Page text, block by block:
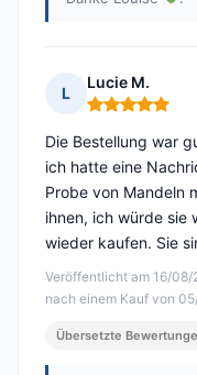
L
Lucie M.
Hinweis: 5 von
Veröffentlicht am 16/
nach einem Kauf von
Die Bestellung war
ich hatte eine
Probe von Mandeln
ihnen, ich würde sie
wieder kaufen. Sie
Übersetzte